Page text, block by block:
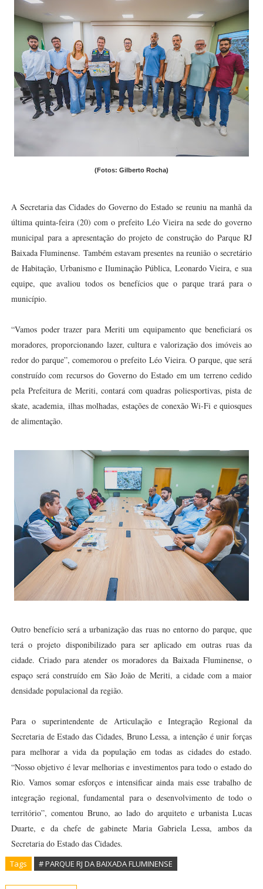
(Fotos: Gilberto Rocha)
A Secretaria das Cidades do Governo do Estado se reuniu na manhã da
última quinta-feira (20) com o prefeito Léo Vieira na sede do governo
municipal para a apresentação do projeto de construção do Parque RJ
Baixada Fluminense. Também estavam presentes na reunião o secretário
de Habitação, Urbanismo e Iluminação Pública, Leonardo Vieira, e sua
equipe, que avaliou todos os benefícios que o parque trará para o
município.
“Vamos poder trazer para Meriti um equipamento que beneficiará os
moradores, proporcionando lazer, cultura e valorização dos imóveis ao
redor do parque”, comemorou o prefeito Léo Vieira. O parque, que será
construído com recursos do Governo do Estado em um terreno cedido
pela Prefeitura de Meriti, contará com quadras poliesportivas, pista de
skate, academia, ilhas molhadas, estações de conexão Wi-Fi e quiosques
de alimentação.
Outro benefício será a urbanização das ruas no entorno do parque, que
terá o projeto disponibilizado para ser aplicado em outras ruas da
cidade. Criado para atender os moradores da Baixada Fluminense, o
espaço será construído em São João de Meriti, a cidade com a maior
densidade populacional da região.
Para o superintendente de Articulação e Integração Regional da
Secretaria de Estado das Cidades, Bruno Lessa, a intenção é unir forças
para melhorar a vida da população em todas as cidades do estado.
“Nosso objetivo é levar melhorias e investimentos para todo o estado do
Rio. Vamos somar esforços e intensificar ainda mais esse trabalho de
integração regional, fundamental para o desenvolvimento de todo o
território”, comentou Bruno, ao lado do arquiteto e urbanista Lucas
Duarte, e da chefe de gabinete Maria Gabriela Lessa, ambos da
Secretaria do Estado das Cidades.
Tags # PARQUE RJ DA BAIXADA FLUMINENSE